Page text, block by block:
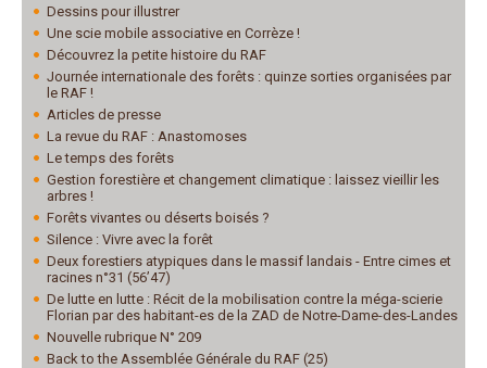
Dessins pour illustrer
Une scie mobile associative en Corrèze !
Découvrez la petite histoire du RAF
Journée internationale des forêts : quinze sorties organisées par
le RAF !
Articles de presse
La revue du RAF : Anastomoses
Le temps des forêts
Gestion forestière et changement climatique : laissez vieillir les
arbres !
Forêts vivantes ou déserts boisés ?
Silence : Vivre avec la forêt
Deux forestiers atypiques dans le massif landais - Entre cimes et
racines n°31 (56’47)
De lutte en lutte : Récit de la mobilisation contre la méga-scierie
Florian par des habitant-es de la ZAD de Notre-Dame-des-Landes
Nouvelle rubrique N° 209
Back to the Assemblée Générale du RAF (25)